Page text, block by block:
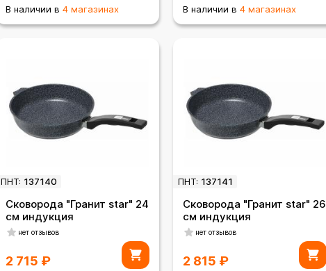
В наличии в 4 магазинах В наличии в 4 магазинах
ПНТ: 137140
Сковорода "Гранит star" 24
см индукция
нет отзывов
2 715 ₽
ПНТ: 137141
Сковорода "Гранит star" 26
см индукция
нет отзывов
2 815 ₽